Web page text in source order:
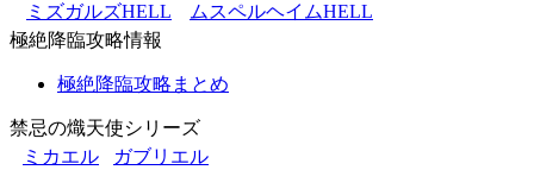
ミズガルズHELL
ムスペルヘイムHELL
極絶降臨攻略情報
極絶降臨攻略まとめ
禁忌の熾天使シリーズ
ミカエル
ガブリエル